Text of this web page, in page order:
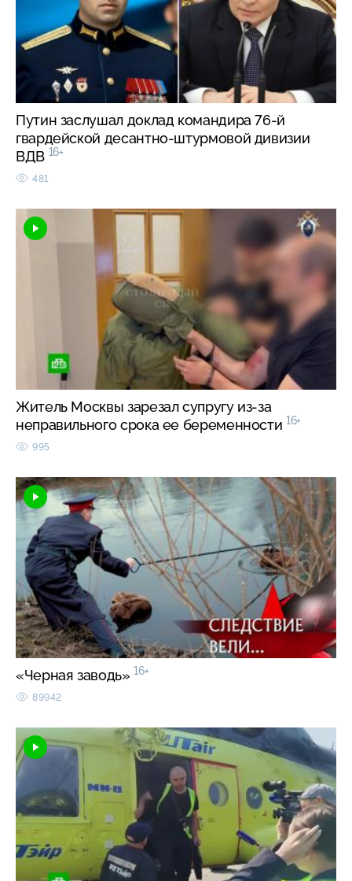
Путин заслушал доклад командира 76-й
гвардейской десантно-штурмовой дивизии
ВДВ 16+
481
Житель Москвы зарезал супругу из-за
неправильного срока ее беременности 16+
995
«Черная заводь» 16+
89942